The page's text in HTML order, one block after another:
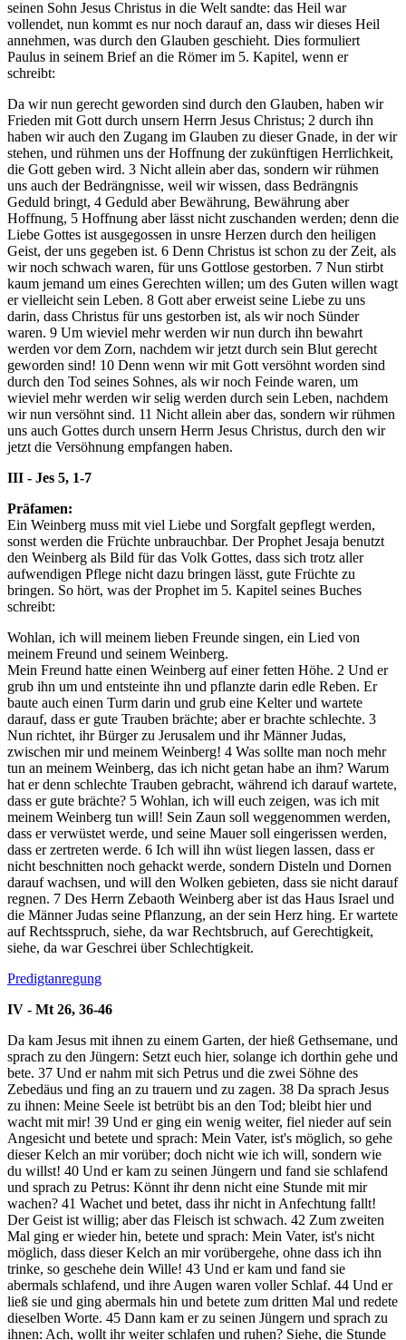
seinen Sohn Jesus Christus in die Welt sandte: das Heil war
vollendet, nun kommt es nur noch darauf an, dass wir dieses Heil
annehmen, was durch den Glauben geschieht. Dies formuliert
Paulus in seinem Brief an die Römer im 5. Kapitel, wenn er
schreibt:
Da wir nun gerecht geworden sind durch den Glauben, haben wir
Frieden mit Gott durch unsern Herrn Jesus Christus; 2 durch ihn
haben wir auch den Zugang im Glauben zu dieser Gnade, in der wir
stehen, und rühmen uns der Hoffnung der zukünftigen Herrlichkeit,
die Gott geben wird. 3 Nicht allein aber das, sondern wir rühmen
uns auch der Bedrängnisse, weil wir wissen, dass Bedrängnis
Geduld bringt, 4 Geduld aber Bewährung, Bewährung aber
Hoffnung, 5 Hoffnung aber lässt nicht zuschanden werden; denn die
Liebe Gottes ist ausgegossen in unsre Herzen durch den heiligen
Geist, der uns gegeben ist. 6 Denn Christus ist schon zu der Zeit, als
wir noch schwach waren, für uns Gottlose gestorben. 7 Nun stirbt
kaum jemand um eines Gerechten willen; um des Guten willen wagt
er vielleicht sein Leben. 8 Gott aber erweist seine Liebe zu uns
darin, dass Christus für uns gestorben ist, als wir noch Sünder
waren. 9 Um wieviel mehr werden wir nun durch ihn bewahrt
werden vor dem Zorn, nachdem wir jetzt durch sein Blut gerecht
geworden sind! 10 Denn wenn wir mit Gott versöhnt worden sind
durch den Tod seines Sohnes, als wir noch Feinde waren, um
wieviel mehr werden wir selig werden durch sein Leben, nachdem
wir nun versöhnt sind. 11 Nicht allein aber das, sondern wir rühmen
uns auch Gottes durch unsern Herrn Jesus Christus, durch den wir
jetzt die Versöhnung empfangen haben.
III - Jes 5, 1-7
Präfamen:
Ein Weinberg muss mit viel Liebe und Sorgfalt gepflegt werden,
sonst werden die Früchte unbrauchbar. Der Prophet Jesaja benutzt
den Weinberg als Bild für das Volk Gottes, dass sich trotz aller
aufwendigen Pflege nicht dazu bringen lässt, gute Früchte zu
bringen. So hört, was der Prophet im 5. Kapitel seines Buches
schreibt:
Wohlan, ich will meinem lieben Freunde singen, ein Lied von
meinem Freund und seinem Weinberg.
Mein Freund hatte einen Weinberg auf einer fetten Höhe. 2 Und er
grub ihn um und entsteinte ihn und pflanzte darin edle Reben. Er
baute auch einen Turm darin und grub eine Kelter und wartete
darauf, dass er gute Trauben brächte; aber er brachte schlechte. 3
Nun richtet, ihr Bürger zu Jerusalem und ihr Männer Judas,
zwischen mir und meinem Weinberg! 4 Was sollte man noch mehr
tun an meinem Weinberg, das ich nicht getan habe an ihm? Warum
hat er denn schlechte Trauben gebracht, während ich darauf wartete,
dass er gute brächte? 5 Wohlan, ich will euch zeigen, was ich mit
meinem Weinberg tun will! Sein Zaun soll weggenommen werden,
dass er verwüstet werde, und seine Mauer soll eingerissen werden,
dass er zertreten werde. 6 Ich will ihn wüst liegen lassen, dass er
nicht beschnitten noch gehackt werde, sondern Disteln und Dornen
darauf wachsen, und will den Wolken gebieten, dass sie nicht darauf
regnen. 7 Des Herrn Zebaoth Weinberg aber ist das Haus Israel und
die Männer Judas seine Pflanzung, an der sein Herz hing. Er wartete
auf Rechtsspruch, siehe, da war Rechtsbruch, auf Gerechtigkeit,
siehe, da war Geschrei über Schlechtigkeit.
Predigtanregung
IV - Mt 26, 36-46
Da kam Jesus mit ihnen zu einem Garten, der hieß Gethsemane, und
sprach zu den Jüngern: Setzt euch hier, solange ich dorthin gehe und
bete. 37 Und er nahm mit sich Petrus und die zwei Söhne des
Zebedäus und fing an zu trauern und zu zagen. 38 Da sprach Jesus
zu ihnen: Meine Seele ist betrübt bis an den Tod; bleibt hier und
wacht mit mir! 39 Und er ging ein wenig weiter, fiel nieder auf sein
Angesicht und betete und sprach: Mein Vater, ist's möglich, so gehe
dieser Kelch an mir vorüber; doch nicht wie ich will, sondern wie
du willst! 40 Und er kam zu seinen Jüngern und fand sie schlafend
und sprach zu Petrus: Könnt ihr denn nicht eine Stunde mit mir
wachen? 41 Wachet und betet, dass ihr nicht in Anfechtung fallt!
Der Geist ist willig; aber das Fleisch ist schwach. 42 Zum zweiten
Mal ging er wieder hin, betete und sprach: Mein Vater, ist's nicht
möglich, dass dieser Kelch an mir vorübergehe, ohne dass ich ihn
trinke, so geschehe dein Wille! 43 Und er kam und fand sie
abermals schlafend, und ihre Augen waren voller Schlaf. 44 Und er
ließ sie und ging abermals hin und betete zum dritten Mal und redete
dieselben Worte. 45 Dann kam er zu seinen Jüngern und sprach zu
ihnen: Ach, wollt ihr weiter schlafen und ruhen? Siehe, die Stunde